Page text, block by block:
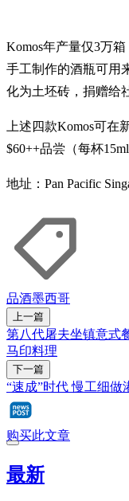
Komos年产量仅3万
手工制作的酒瓶可用
化为土坯砖，捐赠给
上述四款Komos可在
$60++品尝（每杯15ml
地址：Pan Pacific
品酒墨西哥
上一篇
第八代屠夫坐镇意式
马印料理
下一篇
“速成”时代 慢工细做
购买此文章
最新